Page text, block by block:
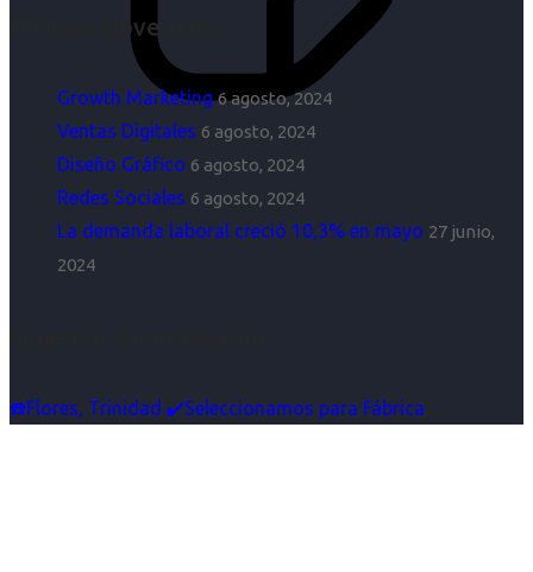
Últimas Novedades
Growth Marketing 6 agosto, 2024
Ventas Digitales 6 agosto, 2024
Diseño Gráfico 6 agosto, 2024
Redes Sociales 6 agosto, 2024
La demanda laboral creció 10,3% en mayo 27 junio,
2024
☎️Flores, Trinidad ✔️Seleccionamos para Fábrica